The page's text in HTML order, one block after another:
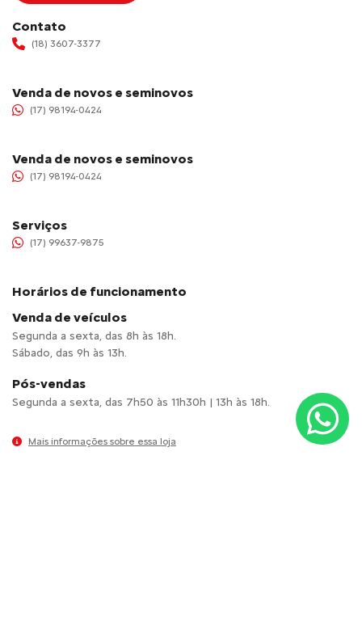
Contato
(18) 3607-3377
Venda de novos e seminovos
(17) 98194-0424
Venda de novos e seminovos
(17) 98194-0424
Serviços
(17) 99637-9875
Horários de funcionamento
Venda de veículos
Segunda a sexta, das 8h às 18h.
Sábado, das 9h às 13h.
Pós-vendas
Segunda a sexta, das 7h50 às 11h30h | 13h às 18h.
Mais informações sobre essa loja